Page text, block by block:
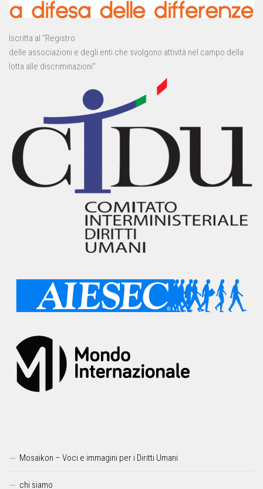
Iscritta al “Registro
delle associazioni e degli enti che svolgono attività nel campo della
lotta alle discriminazioni”
Mosaikon – Voci e immagini per i Diritti Umani
chi siamo